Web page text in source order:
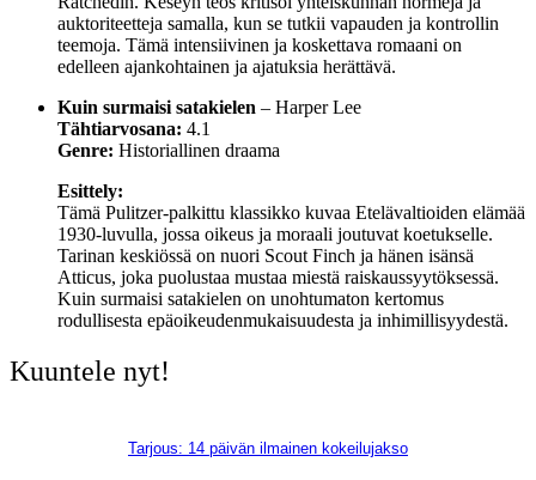
auktoriteetteja samalla, kun se tutkii vapauden ja kontrollin
teemoja. Tämä intensiivinen ja koskettava romaani on
edelleen ajankohtainen ja ajatuksia herättävä.
Kuin surmaisi satakielen – Harper Lee
Tähtiarvosana: 4.1
Genre: Historiallinen draama
Esittely:
Tämä Pulitzer-palkittu klassikko kuvaa Etelävaltioiden elämää
1930-luvulla, jossa oikeus ja moraali joutuvat koetukselle.
Tarinan keskiössä on nuori Scout Finch ja hänen isänsä
Atticus, joka puolustaa mustaa miestä raiskaussyytöksessä.
Kuin surmaisi satakielen on unohtumaton kertomus
rodullisesta epäoikeudenmukaisuudesta ja inhimillisyydestä.
Kuuntele nyt!
Tarjous: 14 päivän ilmainen kokeilujakso